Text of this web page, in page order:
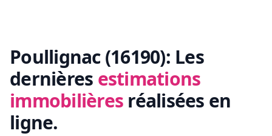
Poullignac (16190): Les
dernières estimations
immobilières réalisées en
ligne.